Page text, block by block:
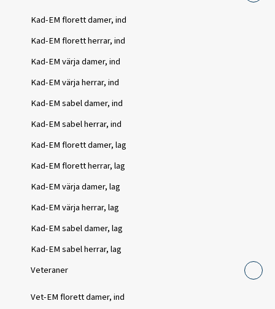
Kad-EM florett damer, ind
Kad-EM florett herrar, ind
Kad-EM värja damer, ind
Kad-EM värja herrar, ind
Kad-EM sabel damer, ind
Kad-EM sabel herrar, ind
Kad-EM florett damer, lag
Kad-EM florett herrar, lag
Kad-EM värja damer, lag
Kad-EM värja herrar, lag
Kad-EM sabel damer, lag
Kad-EM sabel herrar, lag
Veteraner
Vet-EM florett damer, ind